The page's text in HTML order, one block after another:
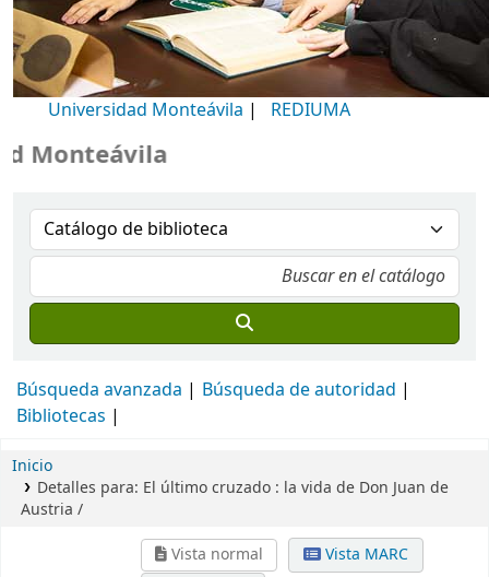
Universidad Monteávila | REDIUMA
Búsqueda avanzada
Búsqueda de autoridad
Bibliotecas
Inicio
Detalles para: El último cruzado : la vida de Don Juan de
Austria /
Vista normal
Vista MARC